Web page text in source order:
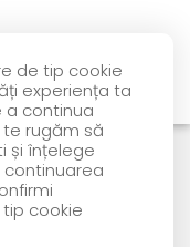
de tip cookie
experiența ta
a continua
rugăm să
și înțelege
continuarea
cookie